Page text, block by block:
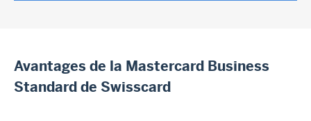
Avantages de la Mastercard Business
Standard de Swisscard